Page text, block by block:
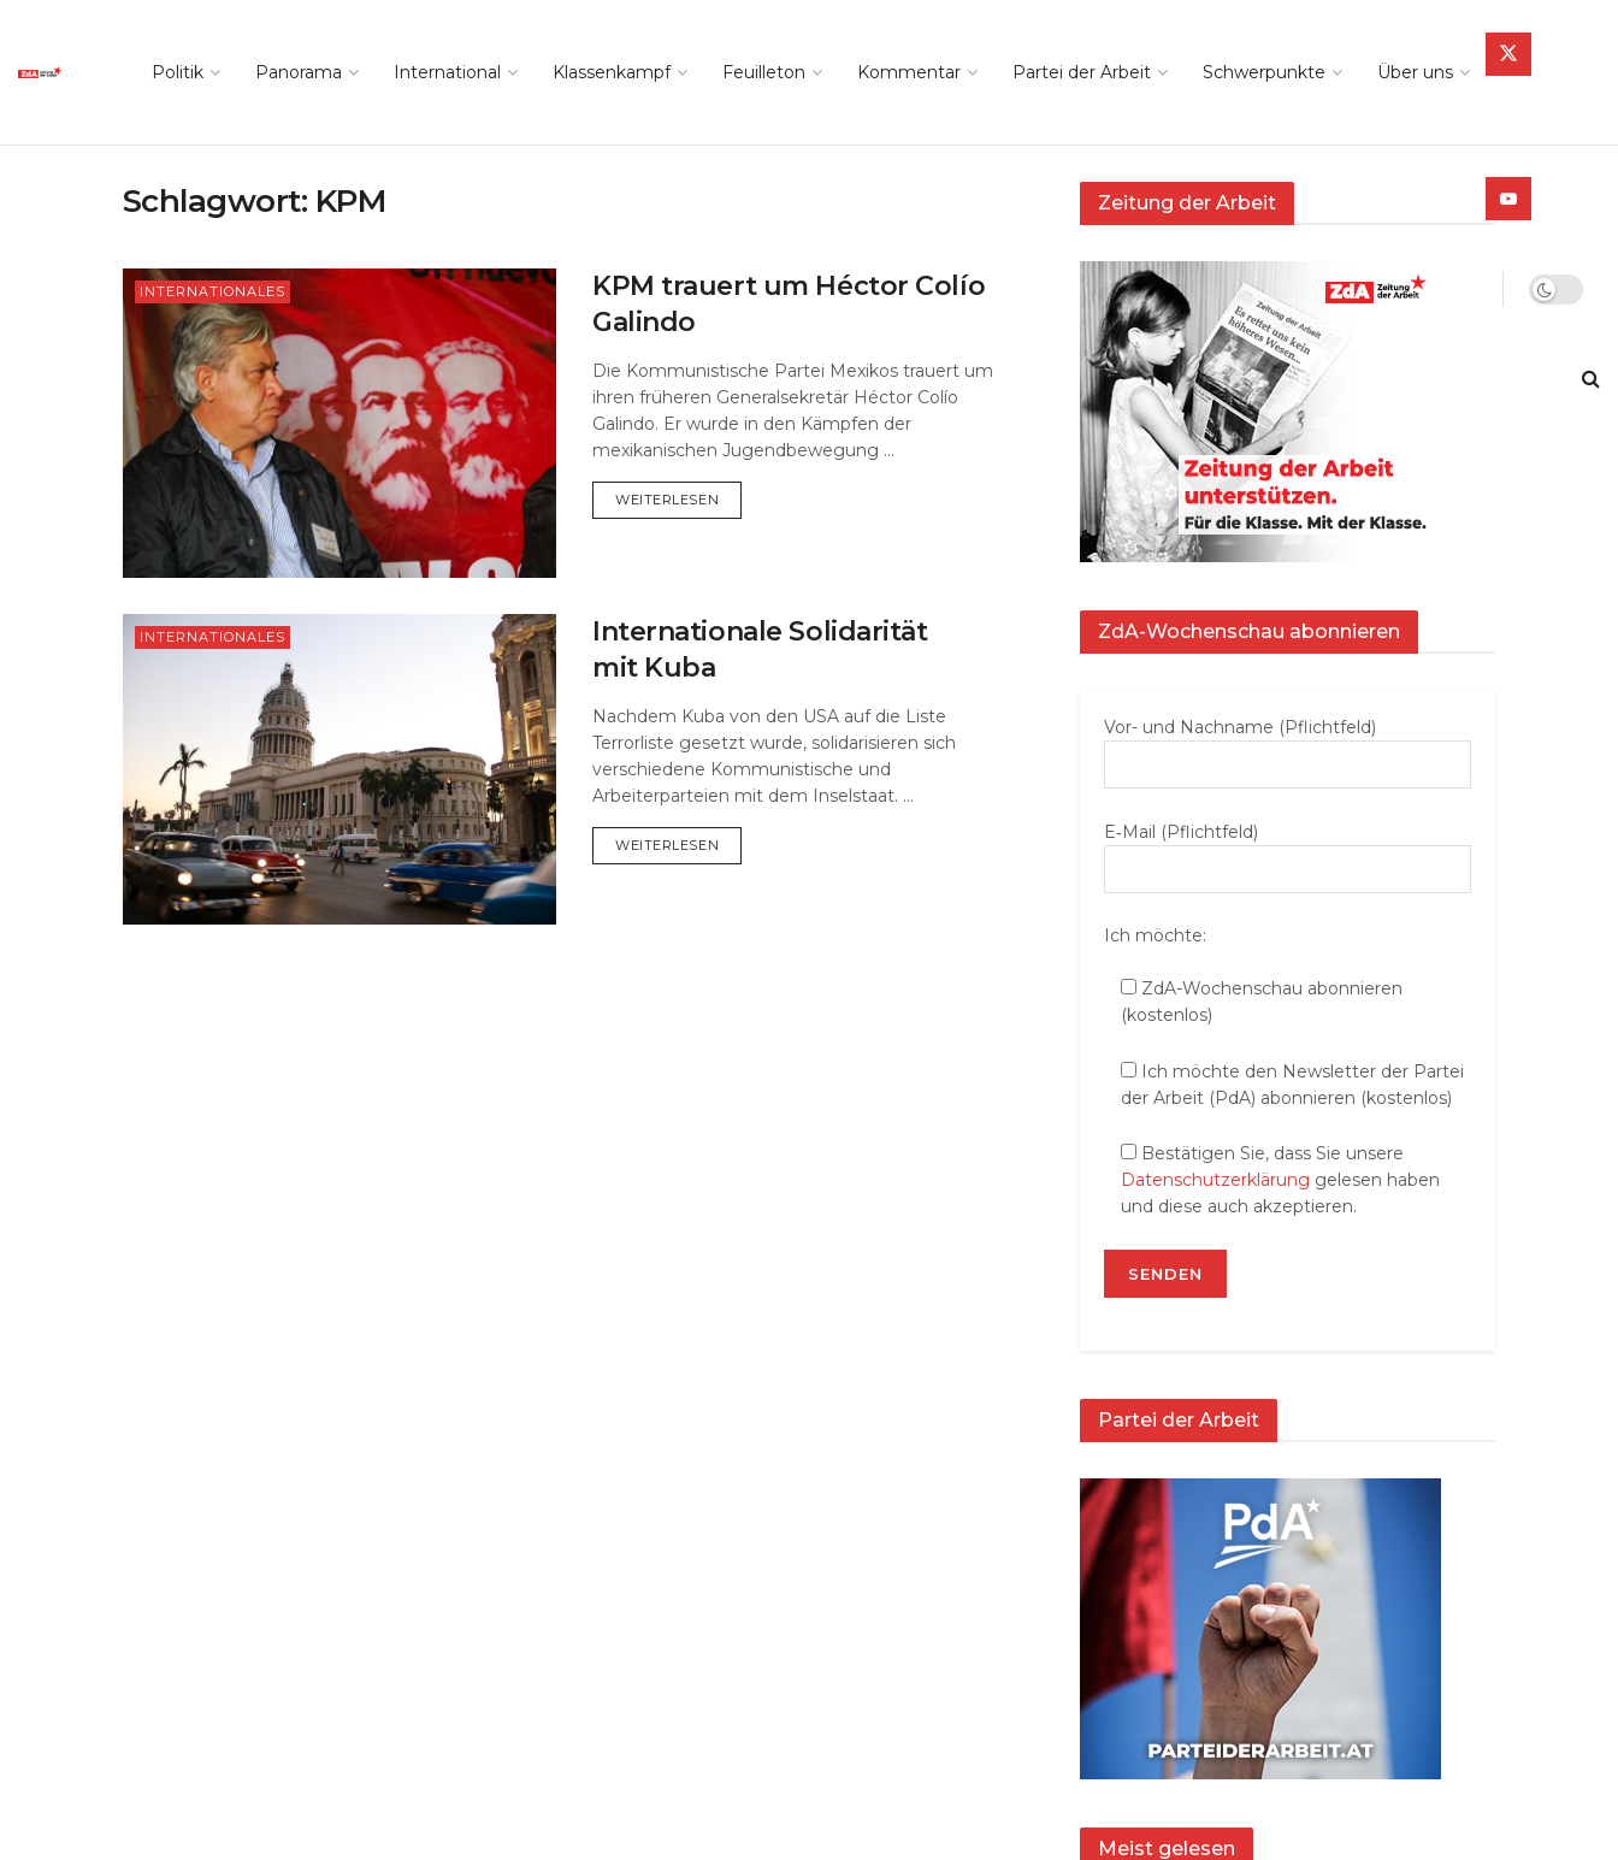
Politik Panorama International Klassenkampf Feuilleton Kommentar Partei der Arbeit Schwerpunkte Über uns
Schlagwort: KPM
INTERNATIONALES
KPM trauert um Héctor Colío
Galindo
Die Kommunistische Partei Mexikos trauert um
ihren früheren Generalsekretär Héctor Colío
Galindo. Er wurde in den Kämpfen der
mexikanischen Jugendbewegung ...
WEITERLESEN
INTERNATIONALES
Internationale Solidarität
mit Kuba
Nachdem Kuba von den USA auf die Liste
Terrorliste gesetzt wurde, solidarisieren sich
verschiedene Kommunistische und
Arbeiterparteien mit dem Inselstaat. ...
WEITERLESEN
Zeitung der Arbeit
ZdA-Wochenschau abonnieren
Vor- und Nachname (Pflichtfeld)
E‑Mail (Pflichtfeld)
Ich möchte:
ZdA-Wochenschau abonnieren
(kostenlos)
Ich möchte den Newsletter der Partei
der Arbeit (PdA) abonnieren (kostenlos)
Bestätigen Sie, dass Sie unsere
Datenschutzerklärung gelesen haben
und diese auch akzeptieren.
Partei der Arbeit
Meist gelesen